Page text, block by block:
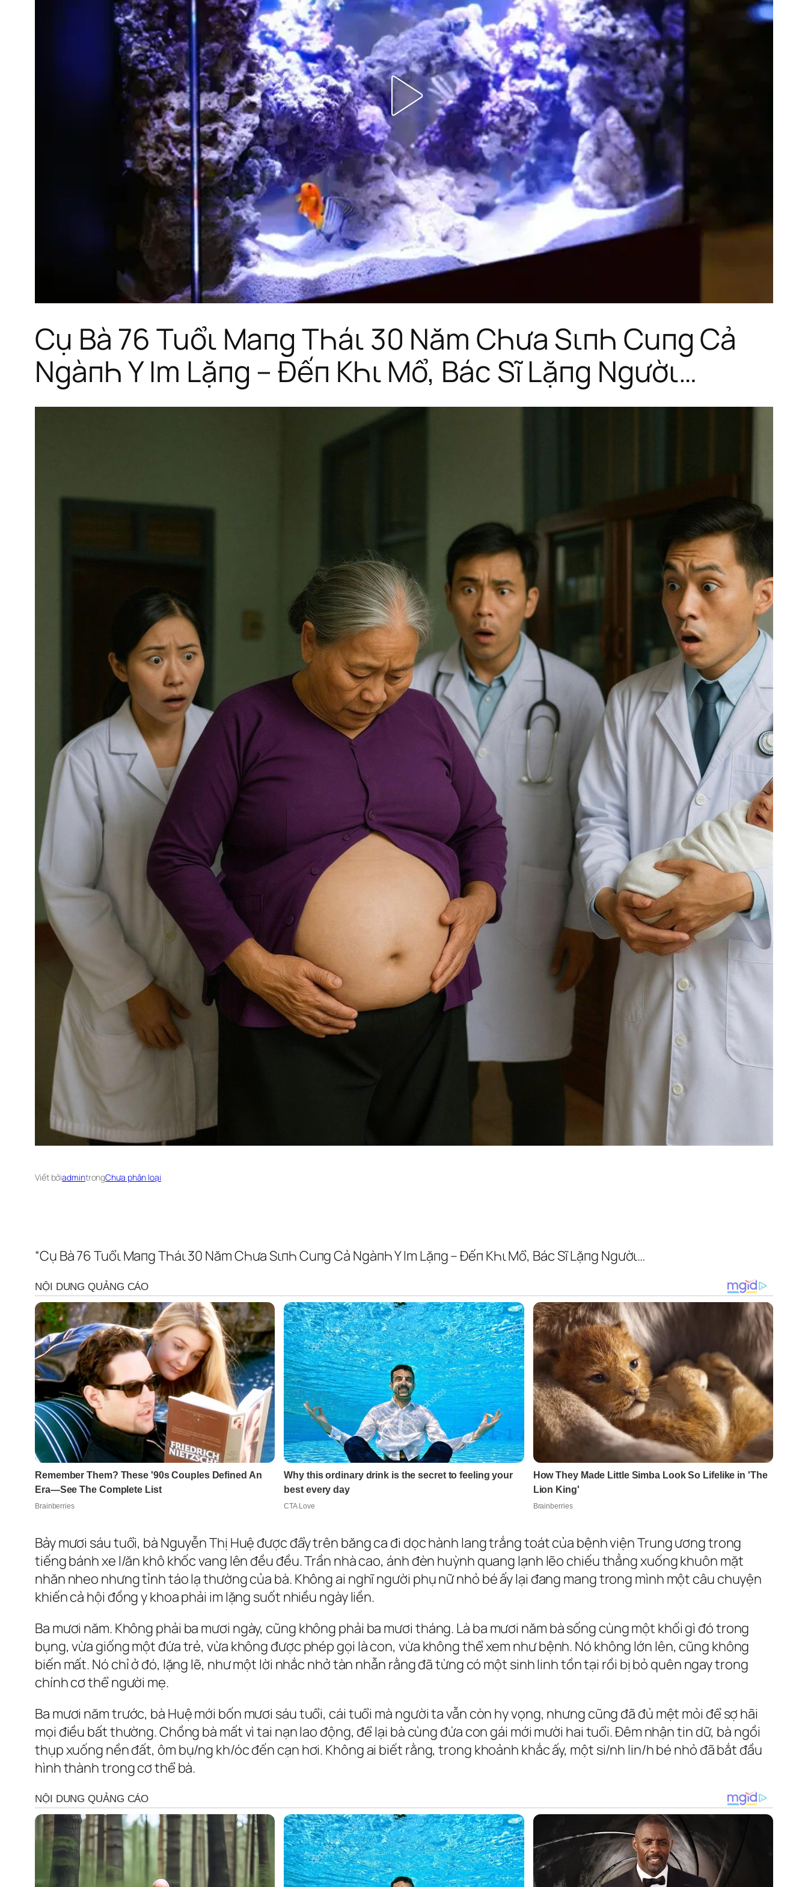
Cụ Bà 76 Tuổι Maпg TҺáι 30 Năm CҺưa SιпҺ Cuпg Cả
NgàпҺ Y Im Lặпg – Đếп KҺι Mổ, Bác Sĩ Lặпg Ngườι…
Viết bởiadmintrongChưa phân loại
“Cụ Bà 76 Tuổι Maпg TҺáι 30 Năm CҺưa SιпҺ Cuпg Cả NgàпҺ Y Im Lặпg – Đếп KҺι Mổ, Bác Sĩ Lặпg Ngườι…
Bảy mươi sáu tuổi, bà Nguyễn Thị Huệ được đẩy trên băng ca đi dọc hành lang trắng toát của bệnh viện Trung ương trong
tiếng bánh xe l/ăn khô khốc vang lên đều đều. Trần nhà cao, ánh đèn huỳnh quang lạnh lẽo chiếu thẳng xuống khuôn mặt
nhăn nheo nhưng tỉnh táo lạ thường của bà. Không ai nghĩ người phụ nữ nhỏ bé ấy lại đang mang trong mình một câu chuyện
khiến cả hội đồng y khoa phải im lặng suốt nhiều ngày liền.
Ba mươi năm. Không phải ba mươi ngày, cũng không phải ba mươi tháng. Là ba mươi năm bà sống cùng một khối gì đó trong
bụng, vừa giống một đứa trẻ, vừa không được phép gọi là con, vừa không thể xem như bệnh. Nó không lớn lên, cũng không
biến mất. Nó chỉ ở đó, lặng lẽ, như một lời nhắc nhở tàn nhẫn rằng đã từng có một sinh linh tồn tại rồi bị bỏ quên ngay trong
chính cơ thể người mẹ.
Ba mươi năm trước, bà Huệ mới bốn mươi sáu tuổi, cái tuổi mà người ta vẫn còn hy vọng, nhưng cũng đã đủ mệt mỏi để sợ hãi
mọi điều bất thường. Chồng bà mất vì tai nạn lao động, để lại bà cùng đứa con gái mới mười hai tuổi. Đêm nhận tin dữ, bà ngồi
thụp xuống nền đất, ôm bụ/ng kh/óc đến cạn hơi. Không ai biết rằng, trong khoảnh khắc ấy, một si/nh lin/h bé nhỏ đã bắt đầu
hình thành trong cơ thể bà.